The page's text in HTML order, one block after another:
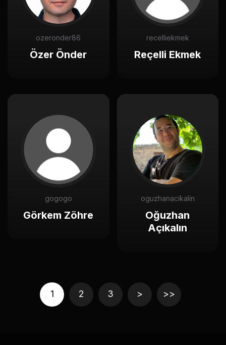
ozeronder86
Özer Önder
recelliekmek
Reçelli Ekmek
gogogo
Görkem Zöhre
oguzhanacikalin
Oğuzhan
Açıkalın
1 2 3 > >>